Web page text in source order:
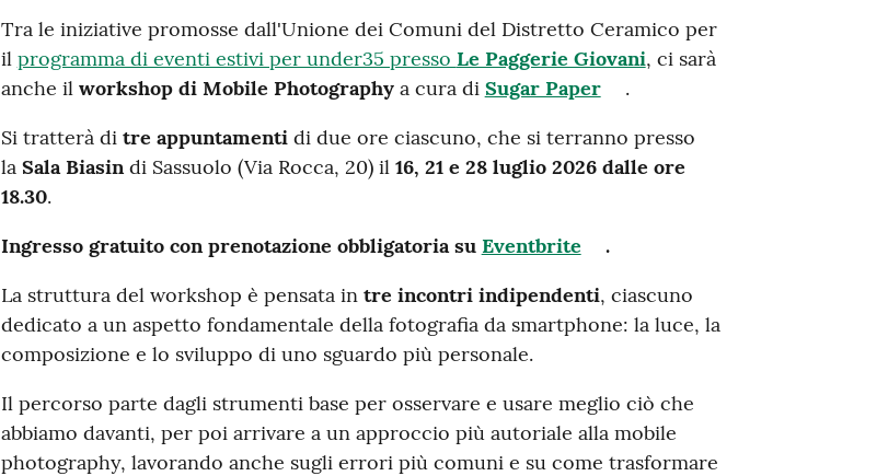
Tra le iniziative promosse dall'Unione dei Comuni del Distretto Ceramico per
il programma di eventi estivi per under35 presso Le Paggerie Giovani, ci sarà
anche il workshop di Mobile Photographya cura di Sugar Paper
.
Si tratterà di tre appuntamentidi due ore ciascuno, che si terranno presso
la Sala Biasindi Sassuolo (Via Rocca, 20) il 16, 21 e 28 luglio 2026 dalle ore
18.30.
Ingresso gratuito con prenotazione obbligatoria su Eventbrite
.
La struttura del workshop è pensata in tre incontri indipendenti, ciascuno
dedicato a un aspetto fondamentale della fotografia da smartphone: la luce, la
composizione e lo sviluppo di uno sguardo più personale.
Il percorso parte dagli strumenti base per osservare e usare meglio ciò che
abbiamo davanti, per poi arrivare a un approccio più autoriale alla mobile
photography, lavorando anche sugli errori più comuni e su come trasformare